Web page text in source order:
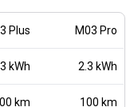
Plus M03 Pro
kWh 2.3 kWh
km 100 km